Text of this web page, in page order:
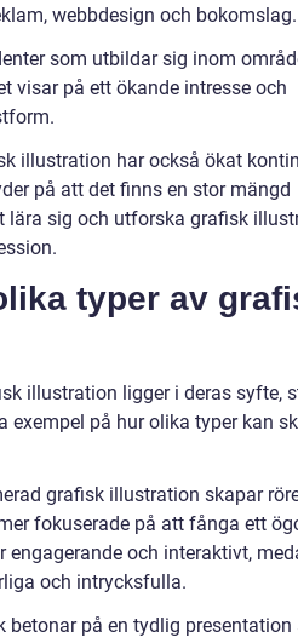
webbdesign och bokomslag.
som utbildar sig inom
visar på ett ökande intresse och
illustration har också ökat
på att det finns en stor mängd
lära sig och utforska grafisk
typer av
illustration ligger i deras syfte,
exempel på hur olika typer kan
grafisk illustration skapar
fokuserade på att fånga ett
engagerande och interaktivt,
och intrycksfulla.
på en tydlig presentation